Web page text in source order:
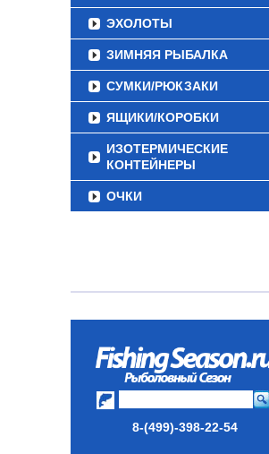
ЭХОЛОТЫ
ЗИМНЯЯ РЫБАЛКА
СУМКИ/РЮКЗАКИ
ЯЩИКИ/КОРОБКИ
ИЗОТЕРМИЧЕСКИЕ
КОНТЕЙНЕРЫ
ОЧКИ
8-(499)-398-22-54